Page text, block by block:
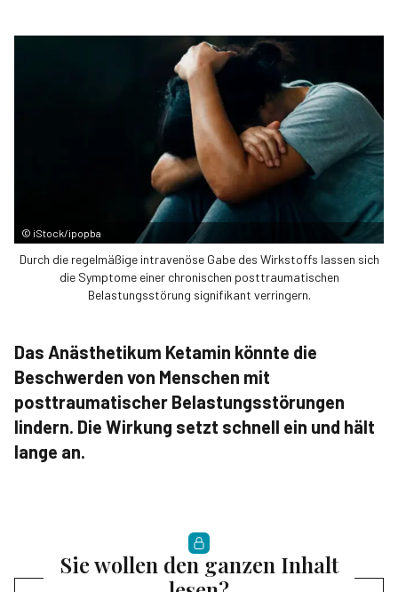
© iStock/ipopba
Durch die regelmäßige intravenöse Gabe des Wirkstoffs lassen sich
die Symptome einer chronischen posttraumatischen
Belastungsstörung signifikant verringern.
Das Anästhetikum Ketamin könnte die
Beschwerden von Menschen mit
posttraumatischer Belastungsstörungen
lindern. Die Wirkung setzt schnell ein und hält
lange an.
Sie wollen den ganzen Inhalt